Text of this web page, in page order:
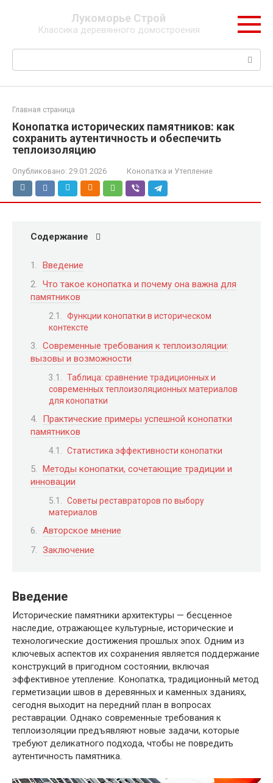
Лукоморье Строй
Классика деревянного домостроения
Поиск:
Главная страница
Конопатка исторических памятников: как
сохранить аутентичность и обеспечить
теплоизоляцию
Опубликовано: 29.01.2026 Конопатка и Утепление
Содержание
Введение
Что такое конопатка и почему она важна для
памятников
Функции конопатки в историческом
контексте
Современные требования к теплоизоляции:
вызовы и возможности
Таблица: сравнение традиционных и
современных теплоизоляционных материалов
для конопатки
Практические примеры успешной конопатки
памятников
Статистика эффективности конопатки
Методы конопатки, сочетающие традиции и
инновации
Советы реставраторов по выбору
материалов
Авторское мнение
Заключение
Введение
Исторические памятники архитектуры — бесценное
наследие, отражающее культурные, исторические и
технологические достижения прошлых эпох. Одним из
ключевых аспектов их сохранения является поддержание
конструкций в пригодном состоянии, включая
эффективное утепление. Конопатка, традиционный метод
герметизации швов в деревянных и каменных зданиях,
сегодня выходит на передний план в вопросах
реставрации. Однако современные требования к
теплоизоляции предъявляют новые задачи, которые
требуют деликатного подхода, чтобы не повредить
аутентичность памятника.